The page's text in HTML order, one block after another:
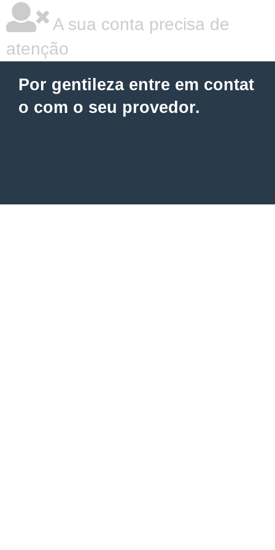
A sua conta precisa de
atenção
Por gentileza entre em contat
o com o seu provedor.